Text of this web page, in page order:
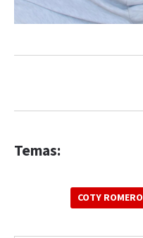
Temas:
COTY ROMERO